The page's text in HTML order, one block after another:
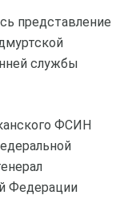
представление
службы
ФСИН
Федерации